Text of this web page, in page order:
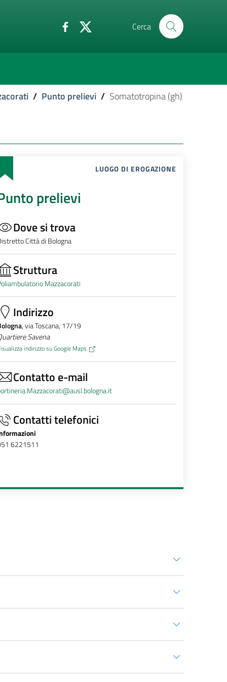
Cerca
/ Punto prelievi / Somatotropina (gh)
LUOGO DI EROGAZIONE
prelievi
Dove si trova
Città di Bologna
Struttura
Mazzacorati
Indirizzo
, via Toscana, 17/19
Savena
indirizzo su Google Maps
Contatto e-mail
Contatti telefonici
6221511